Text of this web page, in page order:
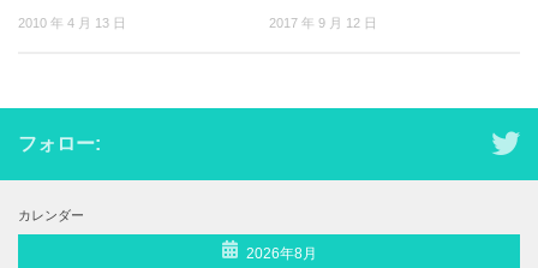
2010 年 4 月 13 日 2017 年 9 月 12 日
フォロー:
カレンダー
2026年8月